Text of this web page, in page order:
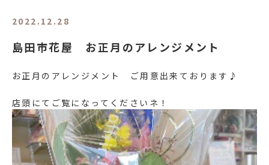
2022.12.28
島田市花屋 お正月のアレンジメント
お正月のアレンジメント ご用意出来ております♪
店頭にてご覧になってくださいネ！